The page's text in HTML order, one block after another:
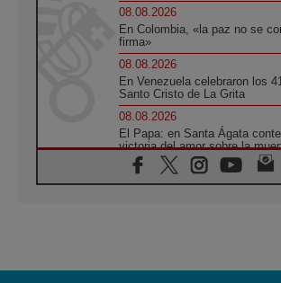
08.08.2026
En Colombia, «la paz no se
firma»
08.08.2026
En Venezuela celebraron los
Santo Cristo de La Grita
08.08.2026
El Papa: en Santa Ágata
victoria del amor sobre la
08.08.2026
León XIV visitará el Santuario
07.08.2026